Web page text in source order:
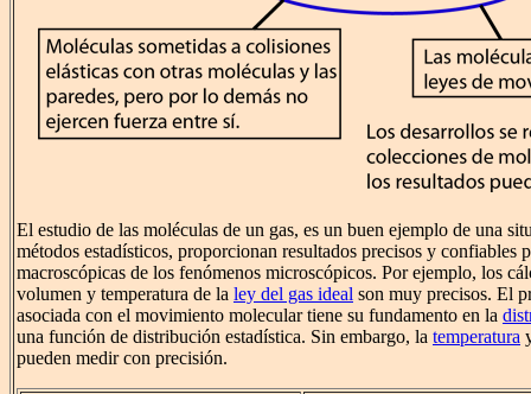
El estudio de las moléculas de un gas, es un buen ejemplo de una
métodos estadísticos, proporcionan resultados precisos y confiables
macroscópicas de los fenómenos microscópicos. Por ejemplo, los
volumen y temperatura de la ley del gas ideal son muy precisos. El
asociada con el movimiento molecular tiene su fundamento en la
una función de distribución estadística. Sin embargo, la temperatura
pueden medir con precisión.